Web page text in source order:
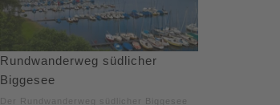
Rundwanderweg südlicher
Biggesee
Der Rundwanderweg südlicher Biggesee